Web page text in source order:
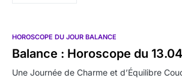
HOROSCOPE DU JOUR BALANCE
Balance : Horoscope du
Une Journée de Charme et d’Équilibre